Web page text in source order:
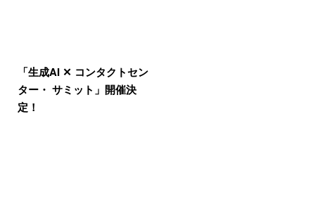
「生成AI ✕ コンタクトセン
ター・ サミット」開催決
定！